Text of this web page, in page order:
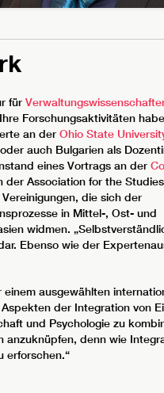
für
Forschungsaktivitäten
an der Ohio State
auch Bulgarien als
eines Vortrags an der
der Association for the
die sich der
in Mittel-, Ost- und
widmen.
Ebenso wie der
ausgewählten
der Integration von
und Psychologie zu
denn wie
erforschen.“